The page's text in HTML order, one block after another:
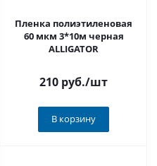
Пленка полиэтиленовая
60 мкм 3*10м черная
ALLIGATOR
210 руб./шт
В корзину